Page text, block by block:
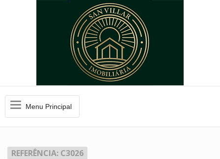
MenuMenu Principal
REFERÊNCIA: C3026